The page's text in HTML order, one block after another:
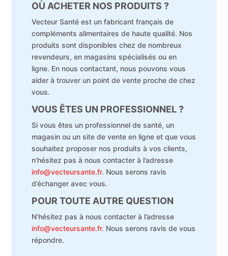
OÙ ACHETER NOS PRODUITS ?
Vecteur Santé est un fabricant français de
compléments alimentaires de haute qualité. Nos
produits sont disponibles chez de nombreux
revendeurs, en magasins spécialisés ou en
ligne. En nous contactant, nous pouvons vous
aider à trouver un point de vente proche de chez
vous.
VOUS ÊTES UN PROFESSIONNEL ?
Si vous êtes un professionnel de santé, un
magasin ou un site de vente en ligne et que vous
souhaitez proposer nos produits à vos clients,
n’hésitez pas à nous contacter à l’adresse
info@vecteursante.fr. Nous serons ravis
d’échanger avec vous.
POUR TOUTE AUTRE QUESTION
N’hésitez pas à nous contacter à l’adresse
info@vecteursante.fr. Nous serons ravis de vous
répondre.